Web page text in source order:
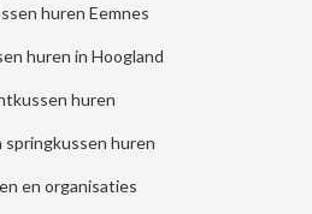
huren Eemnes
huren in Hoogland
huren
springkussen huren
en organisaties